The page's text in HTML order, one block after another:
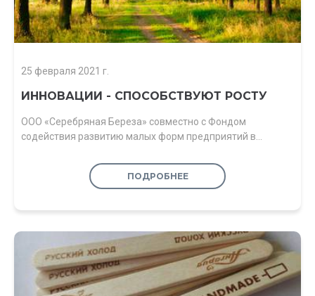
25 февраля 2021 г.
ИННОВАЦИИ - СПОСОБСТВУЮТ РОСТУ
ООО «Серебряная Береза» совместно с Фондом
содействия развитию малых форм предприятий в…
ПОДРОБНЕЕ